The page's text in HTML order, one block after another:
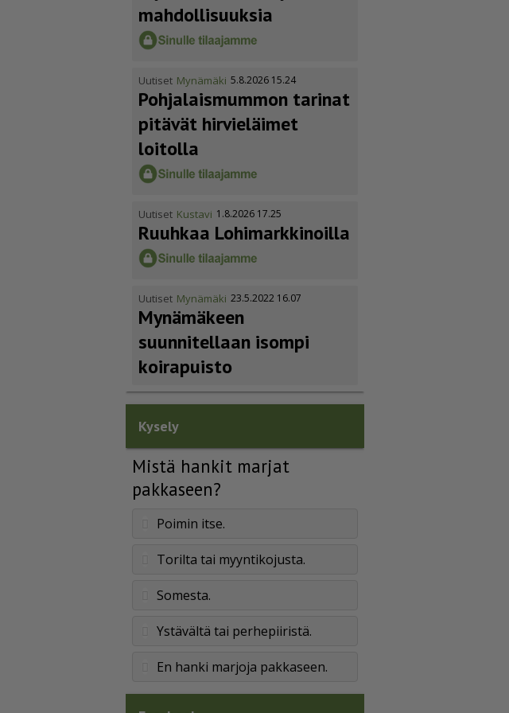
mahdol­li­suuksia
Uutiset Mynämäki 5.8.2026 15.24
Pohja­lais­mummon tarinat
pitävät hirvieläimet
loitolla
Uutiset Kustavi 1.8.2026 17.25
Ruuhkaa Lohimark­ki­noilla
Uutiset Mynämäki 23.5.2022 16.07
Mynämäkeen
suunnitellaan isompi
koirapuisto
Kysely
Mistä hankit marjat
pakkaseen?
Poimin itse.
Torilta tai myyntikojusta.
Somesta.
Ystävältä tai perhepiiristä.
En hanki marjoja pakkaseen.